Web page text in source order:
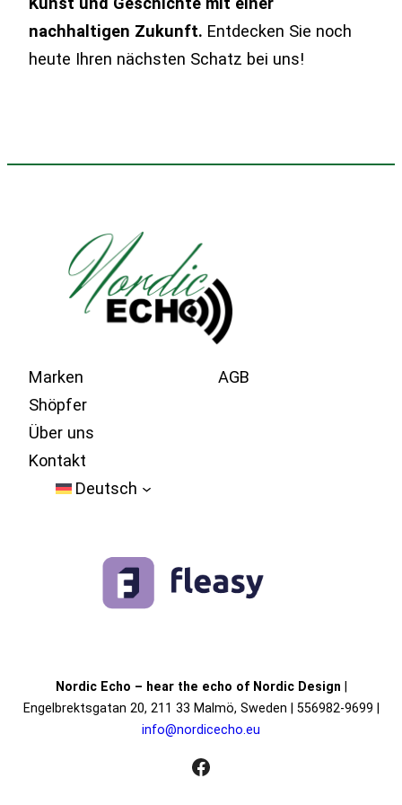
nachhaltigen Zukunft. Entdecken Sie noch
heute Ihren nächsten Schatz bei uns!
Marken
Shöpfer
Über uns
Kontakt
AGB
Deutsch
Nordic Echo – hear the echo of Nordic Design
Engelbrektsgatan 20, 211 33 Malmö, Sweden | 556982-9699 |
info@nordicecho .eu
Facebook